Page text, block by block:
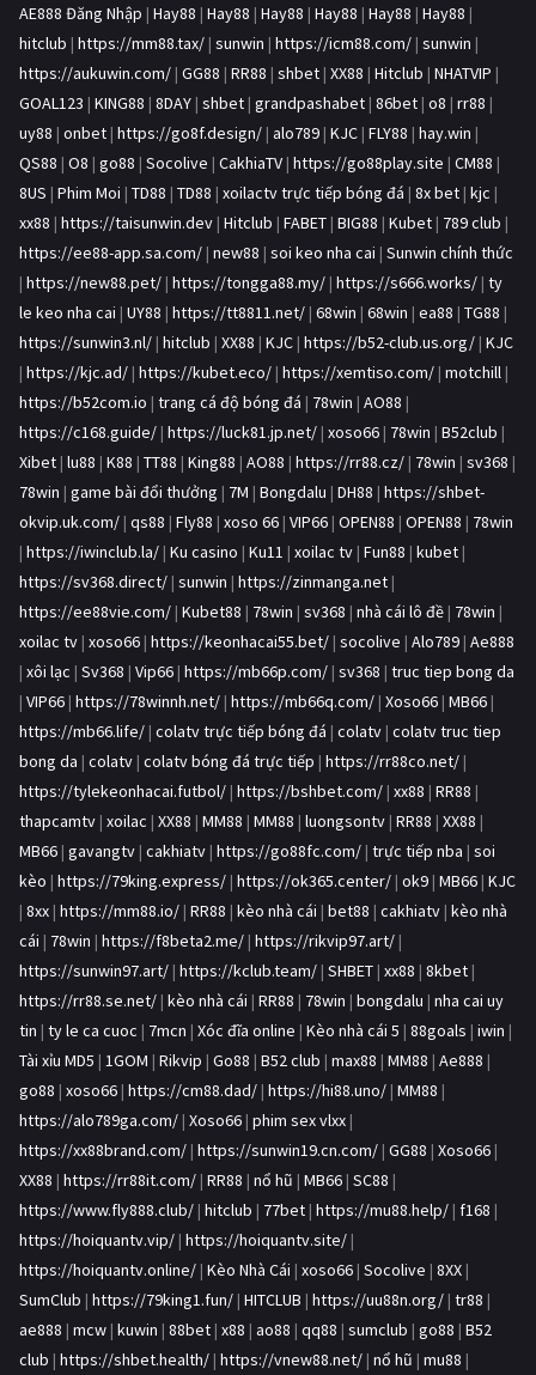
AE888 Đăng Nhập | Hay88 | Hay88 | Hay88 | Hay88 | Hay88 | Hay88 |
hitclub | https://mm88.tax/ | sunwin | https://icm88.com/ | sunwin |
https://aukuwin.com/ | GG88 | RR88 | shbet | XX88 | Hitclub | NHATVIP |
GOAL123 | KING88 | 8DAY | shbet | grandpashabet | 86bet | o8 | rr88 |
uy88 | onbet | https://go8f.design/ | alo789 | KJC | FLY88 | hay.win |
QS88 | O8 | go88 | Socolive | CakhiaTV | https://go88play.site | CM88 |
8US | Phim Moi | TD88 | TD88 | xoilactv trực tiếp bóng đá | 8x bet | kjc |
xx88 | https://taisunwin.dev | Hitclub | FABET | BIG88 | Kubet | 789 club |
https://ee88-app.sa.com/ | new88 | soi keo nha cai | Sunwin chính thức
| https://new88.pet/ | https://tongga88.my/ | https://s666.works/ | ty
le keo nha cai | UY88 | https://tt8811.net/ | 68win | 68win | ea88 | TG88 |
https://sunwin3.nl/ | hitclub | XX88 | KJC | https://b52-club.us.org/ | KJC
| https://kjc.ad/ | https://kubet.eco/ | https://xemtiso.com/ | motchill |
https://b52com.io | trang cá độ bóng đá | 78win | AO88 |
https://c168.guide/ | https://luck81.jp.net/ | xoso66 | 78win | B52club |
Xibet | lu88 | K88 | TT88 | King88 | AO88 | https://rr88.cz/ | 78win | sv368 |
78win | game bài đổi thưởng | 7M | Bongdalu | DH88 | https://shbet-
okvip.uk.com/ | qs88 | Fly88 | xoso 66 | VIP66 | OPEN88 | OPEN88 | 78win
| https://iwinclub.la/ | Ku casino | Ku11 | xoilac tv | Fun88 | kubet |
https://sv368.direct/ | sunwin | https://zinmanga.net |
https://ee88vie.com/ | Kubet88 | 78win | sv368 | nhà cái lô đề | 78win |
xoilac tv | xoso66 | https://keonhacai55.bet/ | socolive | Alo789 | Ae888
| xôi lạc | Sv368 | Vip66 | https://mb66p.com/ | sv368 | truc tiep bong da
| VIP66 | https://78winnh.net/ | https://mb66q.com/ | Xoso66 | MB66 |
https://mb66.life/ | colatv trực tiếp bóng đá | colatv | colatv truc tiep
bong da | colatv | colatv bóng đá trực tiếp | https://rr88co.net/ |
https://tylekeonhacai.futbol/ | https://bshbet.com/ | xx88 | RR88 |
thapcamtv | xoilac | XX88 | MM88 | MM88 | luongsontv | RR88 | XX88 |
MB66 | gavangtv | cakhiatv | https://go88fc.com/ | trực tiếp nba | soi
kèo | https://79king.express/ | https://ok365.center/ | ok9 | MB66 | KJC
| 8xx | https://mm88.io/ | RR88 | kèo nhà cái | bet88 | cakhiatv | kèo nhà
cái | 78win | https://f8beta2.me/ | https://rikvip97.art/ |
https://sunwin97.art/ | https://kclub.team/ | SHBET | xx88 | 8kbet |
https://rr88.se.net/ | kèo nhà cái | RR88 | 78win | bongdalu | nha cai uy
tin | ty le ca cuoc | 7mcn | Xóc đĩa online | Kèo nhà cái 5 | 88goals | iwin |
Tài xỉu MD5 | 1GOM | Rikvip | Go88 | B52 club | max88 | MM88 | Ae888 |
go88 | xoso66 | https://cm88.dad/ | https://hi88.uno/ | MM88 |
https://alo789ga.com/ | Xoso66 | phim sex vlxx |
https://xx88brand.com/ | https://sunwin19.cn.com/ | GG88 | Xoso66 |
XX88 | https://rr88it.com/ | RR88 | nổ hũ | MB66 | SC88 |
https://www.fly888.club/ | hitclub | 77bet | https://mu88.help/ | f168 |
https://hoiquantv.vip/ | https://hoiquantv.site/ |
https://hoiquantv.online/ | Kèo Nhà Cái | xoso66 | Socolive | 8XX |
SumClub | https://79king1.fun/ | HITCLUB | https://uu88n.org/ | tr88 |
ae888 | mcw | kuwin | 88bet | x88 | ao88 | qq88 | sumclub | go88 | B52
club | https://shbet.health/ | https://vnew88.net/ | nổ hũ | mu88 |